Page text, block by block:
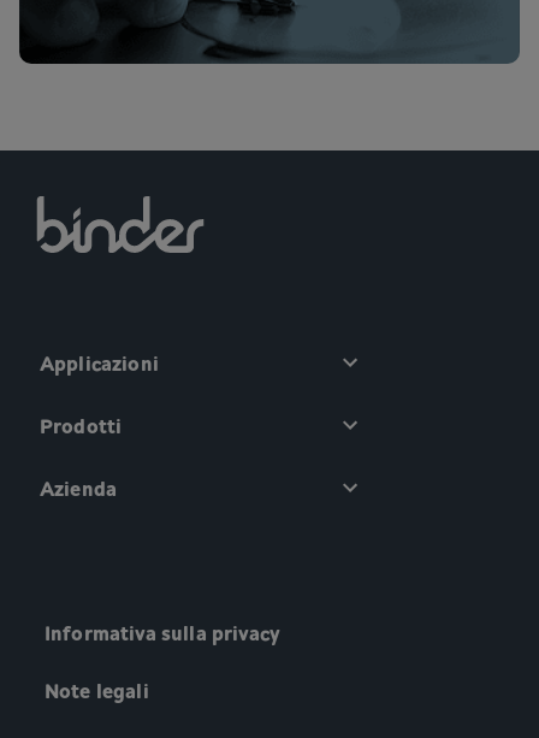
Applicazioni
Prodotti
Azienda
Informativa sulla privacy
Note legali